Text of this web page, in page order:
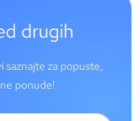
drugih
saznajte za popuste,
ponude!